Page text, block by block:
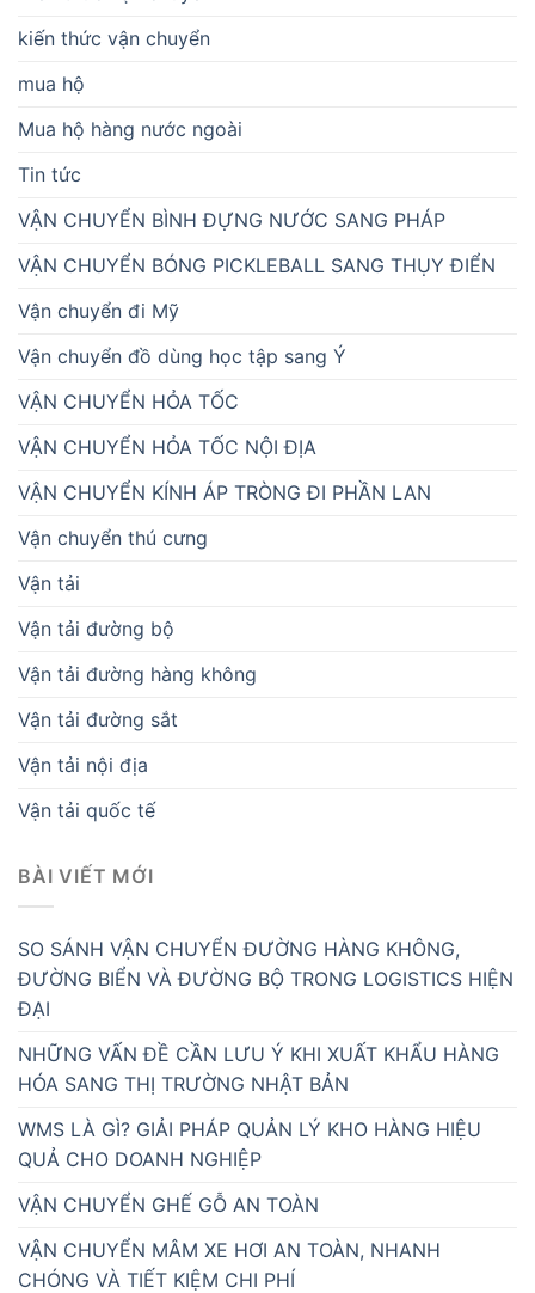
kiến thức vận chuyển
mua hộ
Mua hộ hàng nước ngoài
Tin tức
VẬN CHUYỂN BÌNH ĐỰNG NƯỚC SANG PHÁP
VẬN CHUYỂN BÓNG PICKLEBALL SANG THỤY ĐIỂN
Vận chuyển đi Mỹ
Vận chuyển đồ dùng học tập sang Ý
VẬN CHUYỂN HỎA TỐC
VẬN CHUYỂN HỎA TỐC NỘI ĐỊA
VẬN CHUYỂN KÍNH ÁP TRÒNG ĐI PHẦN LAN
Vận chuyển thú cưng
Vận tải
Vận tải đường bộ
Vận tải đường hàng không
Vận tải đường sắt
Vận tải nội địa
Vận tải quốc tế
BÀI VIẾT MỚI
SO SÁNH VẬN CHUYỂN ĐƯỜNG HÀNG KHÔNG,
ĐƯỜNG BIỂN VÀ ĐƯỜNG BỘ TRONG LOGISTICS HIỆN
ĐẠI
NHỮNG VẤN ĐỀ CẦN LƯU Ý KHI XUẤT KHẨU HÀNG
HÓA SANG THỊ TRƯỜNG NHẬT BẢN
WMS LÀ GÌ? GIẢI PHÁP QUẢN LÝ KHO HÀNG HIỆU
QUẢ CHO DOANH NGHIỆP
VẬN CHUYỂN GHẾ GỖ AN TOÀN
VẬN CHUYỂN MÂM XE HƠI AN TOÀN, NHANH
CHÓNG VÀ TIẾT KIỆM CHI PHÍ